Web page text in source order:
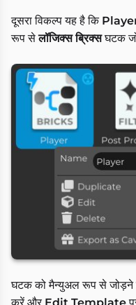
दूसरा विकल्प यह है कि
रूप सेलॉजिक्स ब्रिक्सघटक
घटक को मैन्युअल रूप से जोड़ने